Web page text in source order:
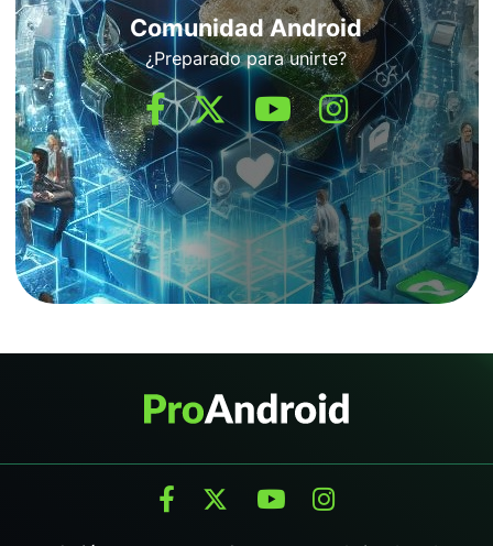
Comunidad Android
¿Preparado para unirte?